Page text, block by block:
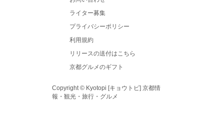
ライター募集
プライバシーポリシー
利用規約
リリースの送付はこちら
京都グルメのギフト
Copyright © Kyotopi [キョウトピ] 京都情
報・観光・旅行・グルメ